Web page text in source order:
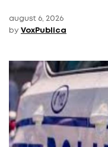
august 6, 2026
by VoxPublica